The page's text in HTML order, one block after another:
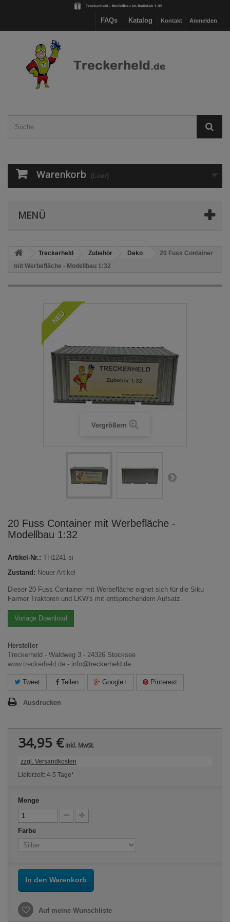
Anmelden
Kontakt
Katalog
FAQs
Warenkorb (Leer)
MENÜ
Treckerheld Zubehör Deko
20 Fuss Container
mit Werbefläche - Modellbau 1:32
NEU
Vergrößern
20 Fuss Container mit Werbefläche -
Modellbau 1:32
Artikel-Nr.: TH1241-si
Zustand: Neuer Artikel
Dieser 20 Fuss Container mit Werbefläche eignet sich für die Siku
Farmer Traktoren und LKW's mit entsprechendem Aufsatz.
Vorlage Download
Hersteller
Treckerheld - Waldweg 3 - 24326 Stocksee
www.treckerheld.de - info@treckerheld.de
Tweet Teilen Google+ Pinterest
Ausdrucken
34,95 €inkl. MwSt.
zzgl. Versandkosten
Lieferzeit: 4-5 Tage*
Menge
Farbe
In den Warenkorb
Auf meine Wunschliste